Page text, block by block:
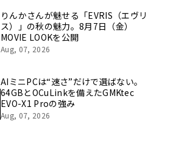
像を公開！
りんかさんが魅せる「EVRIS（エヴリ
ス）」の秋の魅力。8月7日（金）
MOVIE LOOKを公開
Aug, 07, 2026
AIミニPCは“速さ”だけで選ばない。
64GBとOCuLinkを備えたGMKtec
EVO-X1 Proの強み
Aug, 07, 2026